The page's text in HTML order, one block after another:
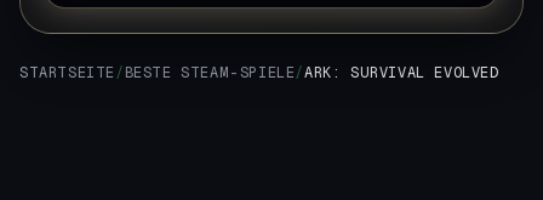
STARTSEITE / BESTE STEAM-SPIELE/ARK: SURVIVAL EVOLVED